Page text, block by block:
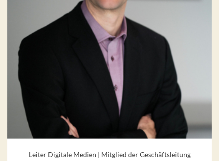
Leiter Digitale Medien | Mitglied der Geschäftsleitung